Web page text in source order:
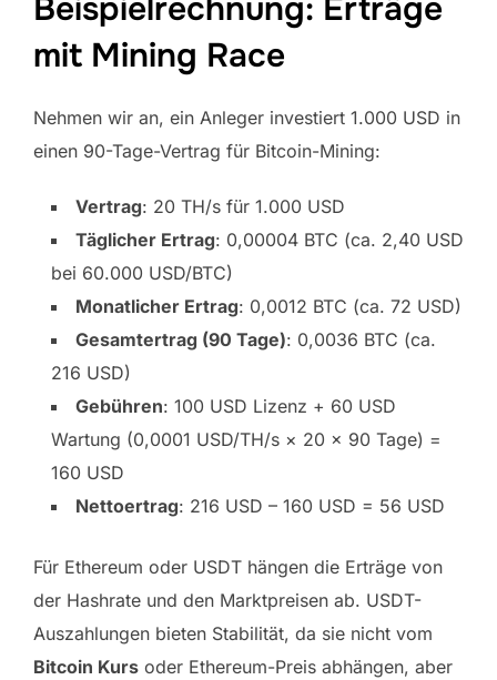
Beispielrechnung: Erträge
mit Mining Race
Nehmen wir an, ein Anleger investiert 1.000 USD in
einen 90-Tage-Vertrag für Bitcoin-Mining:
Vertrag: 20 TH/s für 1.000 USD
Täglicher Ertrag: 0,00004 BTC (ca. 2,40 USD
bei 60.000 USD/BTC)
Monatlicher Ertrag: 0,0012 BTC (ca. 72 USD)
Gesamtertrag (90 Tage): 0,0036 BTC (ca.
216 USD)
Gebühren: 100 USD Lizenz + 60 USD
Wartung (0,0001 USD/TH/s × 20 × 90 Tage) =
160 USD
Nettoertrag: 216 USD – 160 USD = 56 USD
Für Ethereum oder USDT hängen die Erträge von
der Hashrate und den Marktpreisen ab. USDT-
Auszahlungen bieten Stabilität, da sie nicht vom
Bitcoin Kurs oder Ethereum-Preis abhängen, aber